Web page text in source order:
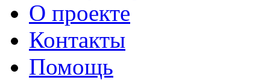
О проекте
Контакты
Помощь